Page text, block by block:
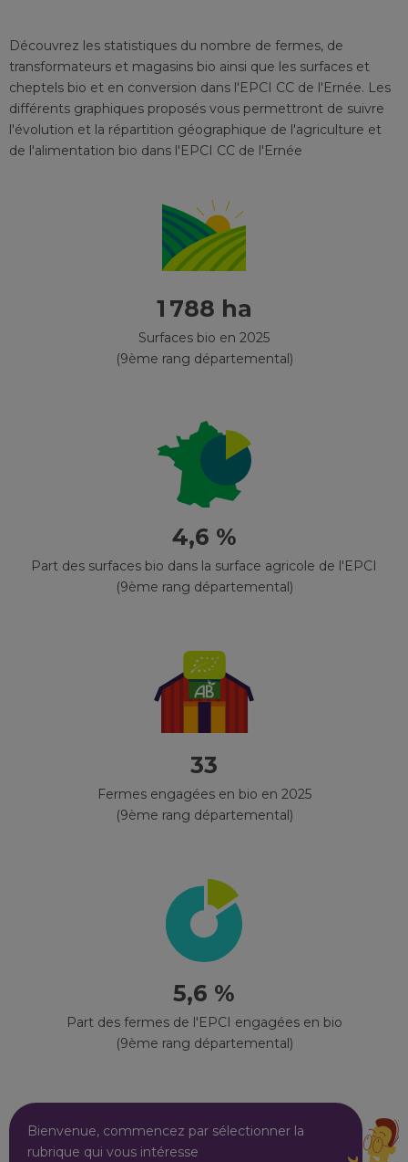
Découvrez les statistiques du nombre de fermes, de
transformateurs et magasins bio ainsi que les surfaces et
cheptels bio et en conversion dans l'EPCI CC de l'Ernée. Les
différents graphiques proposés vous permettront de suivre
l'évolution et la répartition géographique de l'agriculture et
de l'alimentation bio dans l'EPCI CC de l'Ernée
1 788 ha
Surfaces bio en 2025
(9ème rang départemental)
4,6 %
Part des surfaces bio dans la surface agricole de l'EPCI
(9ème rang départemental)
33
Fermes engagées en bio en 2025
(9ème rang départemental)
5,6 %
Part des fermes de l'EPCI engagées en bio
(9ème rang départemental)
Bienvenue, commencez par sélectionner la
rubrique qui vous intéresse